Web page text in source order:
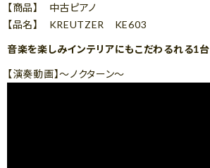
【商品】 中古ピアノ
【品名】 KREUTZER KE603
音楽を楽しみインテリアにもこだわるれる1台
【演奏動画】～ノクターン～